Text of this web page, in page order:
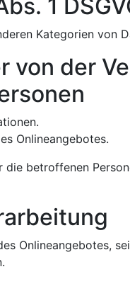
1
Kategorien von
von der
Onlineangebotes.
betroffenen
Onlineangebotes,